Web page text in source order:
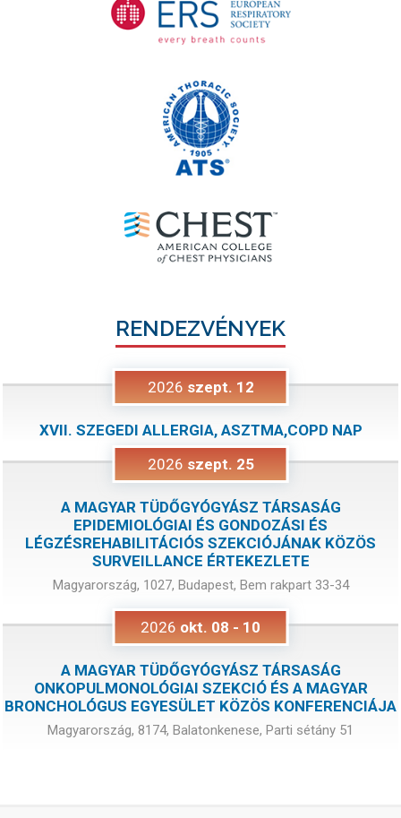
RENDEZVÉNYEK
2026 szept. 12
XVII. SZEGEDI ALLERGIA, ASZTMA,COPD NAP
2026 szept. 25
A MAGYAR TÜDŐGYÓGYÁSZ TÁRSASÁG
EPIDEMIOLÓGIAI ÉS GONDOZÁSI ÉS
LÉGZÉSREHABILITÁCIÓS SZEKCIÓJÁNAK KÖZÖS
SURVEILLANCE ÉRTEKEZLETE
Magyarország, 1027, Budapest, Bem rakpart 33-34
2026 okt. 08 - 10
A MAGYAR TÜDŐGYÓGYÁSZ TÁRSASÁG
ONKOPULMONOLÓGIAI SZEKCIÓ ÉS A MAGYAR
BRONCHOLÓGUS EGYESÜLET KÖZÖS KONFERENCIÁJA
Magyarország, 8174, Balatonkenese, Parti sétány 51